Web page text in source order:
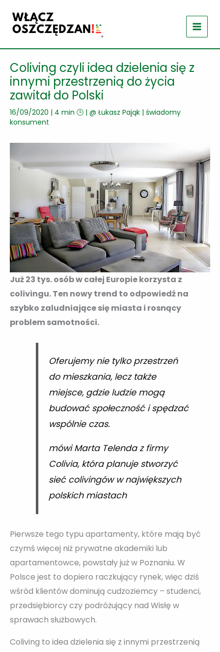
treści
Coliving czyli idea dzielenia się z
innymi przestrzenią do życia
zawitał do Polski
16/09/2020 | 4 min 🕒 | @ Łukasz Pająk | świadomy
konsument
Już 23 tys. osób w całej Europie korzysta z
colivingu. Ten nowy trend to odpowiedź na
szybko zaludniające się miasta i rosnący
problem samotności.
Oferujemy nie tylko przestrzeń
do mieszkania, lecz także
miejsce, gdzie ludzie mogą
budować społeczność i spędzać
wspólnie czas.
mówi Marta Telenda z firmy
Colivia, która planuje stworzyć
sieć colivingów w największych
polskich miastach
Pierwsze tego typu apartamenty, które mają być
czymś więcej niż prywatne akademiki lub
apartamentowce, powstały już w Poznaniu. W
Polsce jest to dopiero raczkujący rynek, więc dziś
wśród klientów dominują cudzoziemcy – studenci,
przedsiębiorcy czy podróżujący nad Wisłę w
sprawach służbowych.
Coliving to idea dzielenia się z innymi przestrzenią